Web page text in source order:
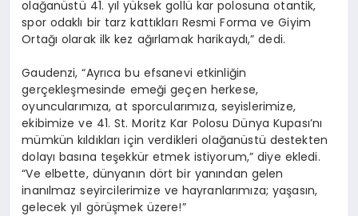
olağanüstü 41. yıl yüksek gollü kar polosuna otantik,
spor odaklı bir tarz kattıkları Resmi Forma ve Giyim
Ortağı olarak ilk kez ağırlamak harikaydı,” dedi.
Gaudenzi, “Ayrıca bu efsanevi etkinliğin
gerçekleşmesinde emeği geçen herkese,
oyuncularımıza, at sporcularımıza, seyislerimize,
ekibimize ve 41. St. Moritz Kar Polosu Dünya Kupası’nı
mümkün kıldıkları için verdikleri olağanüstü destekten
dolayı basına teşekkür etmek istiyorum,” diye ekledi.
“Ve elbette, dünyanın dört bir yanından gelen
inanılmaz seyircilerimize ve hayranlarımıza; yaşasın,
gelecekyıl görüşmeküzere!”